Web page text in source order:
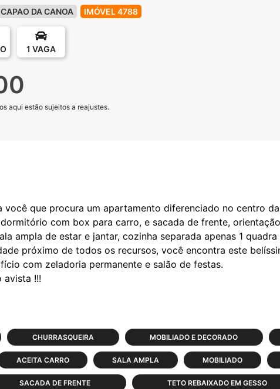
CAPAO DA CANOA IMÓVEL 4788
1 VAGA
aqui estão sujeitos a reajustes.
você que procura um apartamento diferenciado no centro
com box para carro, e sacada de frente,
ampla de estar e jantar, cozinha separada apenas 1
próximo de todos os recursos, você encontra este
com zeladoria permanente e salão de festas.
CHURRASQUEIRA MOBILIADO E DECORADO
ACEITA CARRO SALA AMPLA MOBILIADO
SACADA DE FRENTE TETO REBAIXADO EM GESSO